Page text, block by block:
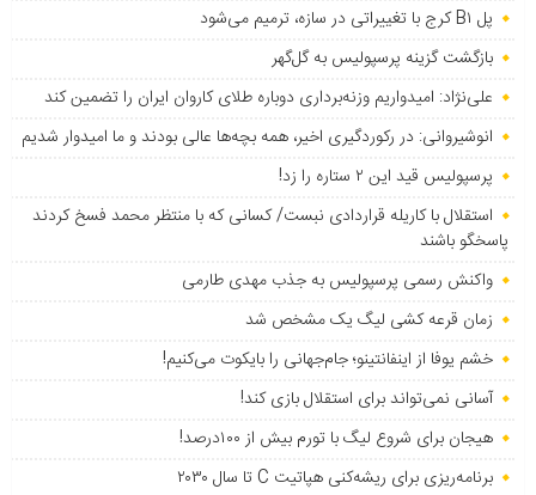
پل B۱ کرج با تغییراتی در سازه، ترمیم می‌شود
بازگشت گزینه پرسپولیس به ‌گل‌گهر
علی‌نژاد: امیدواریم وزنه‌برداری دوباره طلای کاروان ایران را تضمین کند
انوشیروانی: در رکوردگیری اخیر، همه بچه‌ها عالی بودند و ما امیدوار شدیم
پرسپولیس قید این ۲ ستاره را زد!
استقلال با کاریله قراردادی نبست/ کسانی که با منتظر محمد فسخ کردند
پاسخگو باشند
واکنش رسمی پرسپولیس به جذب مهدی طارمی
زمان قرعه کشی لیگ یک مشخص شد
خشم یوفا از اینفانتینو؛ جام‌جهانی را بایکوت می‌کنیم!
آسانی نمی‌تواند برای استقلال بازی کند!
هیجان برای شروع لیگ با تورم بیش از ۱۰۰درصد!
برنامه‌ریزی برای ریشه‌کنی هپاتیت C تا سال ۲۰۳۰